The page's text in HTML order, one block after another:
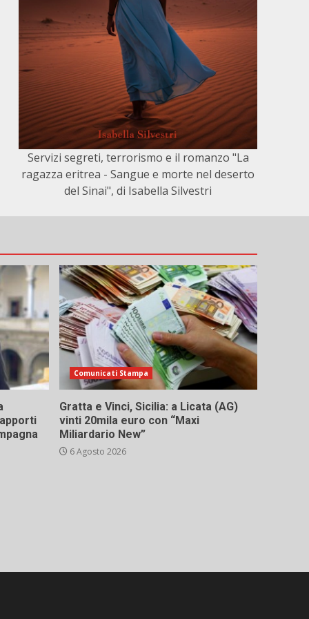
Servizi segreti, terrorismo e il romanzo "La
ragazza eritrea - Sangue e morte nel deserto
del Sinai", di Isabella Silvestri
Comunicati Stampa
Gratta e Vinci, Sicilia: a Licata (AG)
vinti 20mila euro con “Maxi
Miliardario New”
6 Agosto 2026